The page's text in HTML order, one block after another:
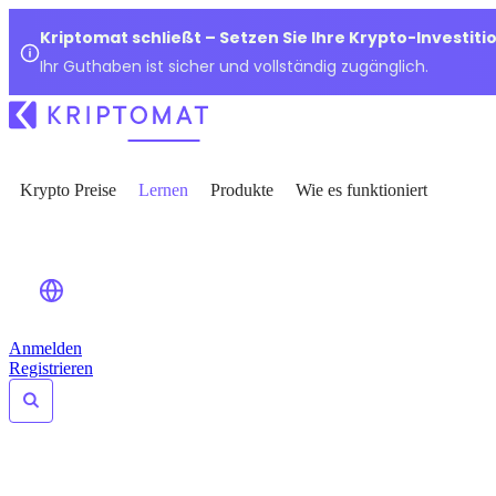
Kriptomat schließt – Setzen Sie Ihre Krypto-
Ihr Guthaben ist sicher und vollständig zugänglich.
Krypto Preise Lernen Produkte Wie es funktioniert
Anmelden
Registrieren